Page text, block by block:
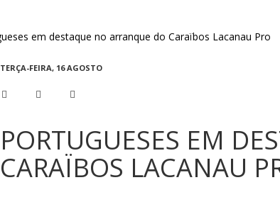
TERÇA-FEIRA, 16 AGOSTO
PORTUGUESES EM
CARAÏBOS LACANAU